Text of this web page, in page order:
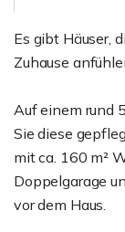
Es gibt Häuser,
Zuhause
Auf einem rund
Sie diese
mit ca. 160 m²
Doppelgarage
vor dem Haus.